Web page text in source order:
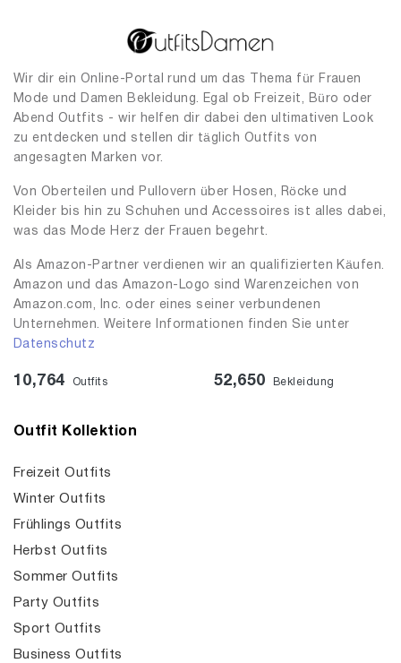
Wir dir ein Online-Portal rund um das Thema für Frauen
Mode und Damen Bekleidung. Egal ob Freizeit, Büro oder
Abend Outfits - wir helfen dir dabei den ultimativen Look
zu entdecken und stellen dir täglich Outfits von
angesagten Marken vor.
Von Oberteilen und Pullovern über Hosen, Röcke und
Kleider bis hin zu Schuhen und Accessoires ist alles dabei,
was das Mode Herz der Frauen begehrt.
Als Amazon-Partner verdienen wir an qualifizierten Käufen.
Amazon und das Amazon-Logo sind Warenzeichen von
Amazon.com, Inc. oder eines seiner verbundenen
Unternehmen. Weitere Informationen finden Sie unter
Datenschutz
10,764 Outfits 52,650 Bekleidung
Outfit Kollektion
Freizeit Outfits
Winter Outfits
Frühlings Outfits
Herbst Outfits
Sommer Outfits
Party Outfits
Sport Outfits
Business Outfits